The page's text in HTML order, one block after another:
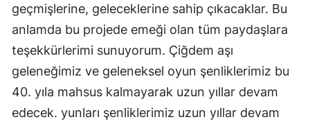
geçmişlerine, geleceklerine sahip çıkacaklar. Bu
anlamda bu projede emeği olan tüm paydaşlara
teşekkürlerimi sunuyorum. Çiğdem aşı
geleneğimiz ve geleneksel oyun şenliklerimiz bu
40. yıla mahsus kalmayarak uzun yıllar devam
edecek. yunları şenliklerimiz uzun yıllar devam